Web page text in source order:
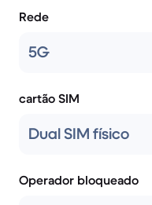
Rede
5G
cartão SIM
Dual SIM físico
Operador bloqueado